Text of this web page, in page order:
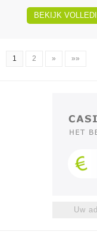
BEKIJK
1 2 » »»
Uw